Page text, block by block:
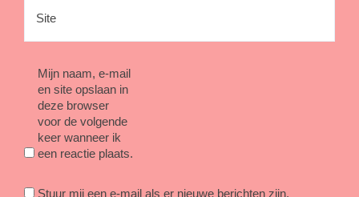
Site
Mijn naam, e-mail
en site opslaan in
deze browser
voor de volgende
keer wanneer ik
een reactie plaats.
Stuur mij een e-mail als er nieuwe berichten zijn.